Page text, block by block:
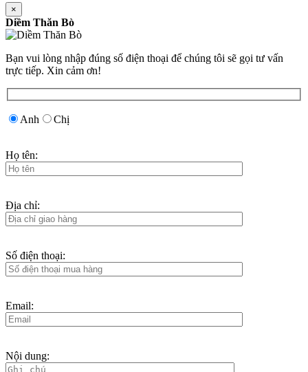
×
Diềm Thăn Bò
Bạn vui lòng nhập đúng số điện thoại để chúng tôi sẽ gọi tư vấn
trực tiếp. Xin cảm ơn!
Anh Chị
Họ tên:
Địa chỉ:
Số điện thoại:
Email:
Nội dung: